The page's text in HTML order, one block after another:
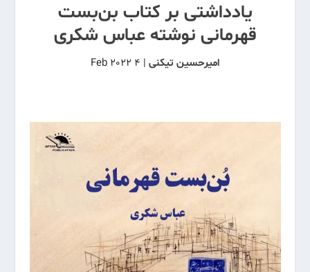
یادداشتی بر کتاب بن‌بست
قهرمانی نوشته عباس شکری
امیرحسین تیکنی |
4 Feb 2022